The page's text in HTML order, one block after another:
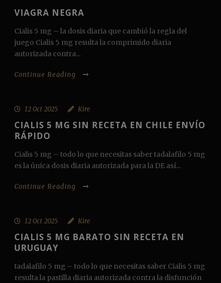
VIAGRA NEGRA
Cialis 5 mg – la dosis diaria que cambió la regla del
juego Cialis 5 mg resulta la comprimido diaria
autorizada contra...
Continue Reading
12 Oct 2025 Kire
CIALIS 5 MG SIN RECETA EN CHILE ENVÍO
RÁPIDO
Cialis 5 mg – todo lo que necesitas saber tadalafilo 5 mg
es la única dosis diaria autorizada para la DE así...
Continue Reading
12 Oct 2025 Kire
CIALIS 5 MG BARATO SIN RECETA EN
URUGUAY
tadalafilo 5 mg – todo lo que necesitas saber Cialis 5 mg
resulta la pastilla diaria autorizada contra la disfunción